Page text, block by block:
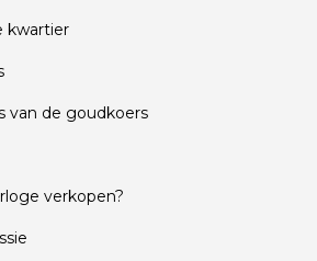
kwartier
van de goudkoers
verkopen?